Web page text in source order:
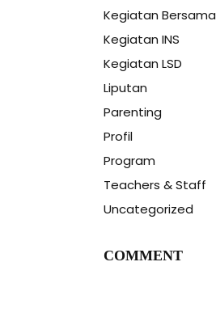
Kegiatan Bersama
Kegiatan INS
Kegiatan LSD
Liputan
Parenting
Profil
Program
Teachers & Staff
Uncategorized
COMMENT